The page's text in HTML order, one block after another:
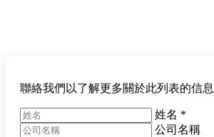
聯絡我們以了解更多關於此列表的信息
姓名 *
公司名稱